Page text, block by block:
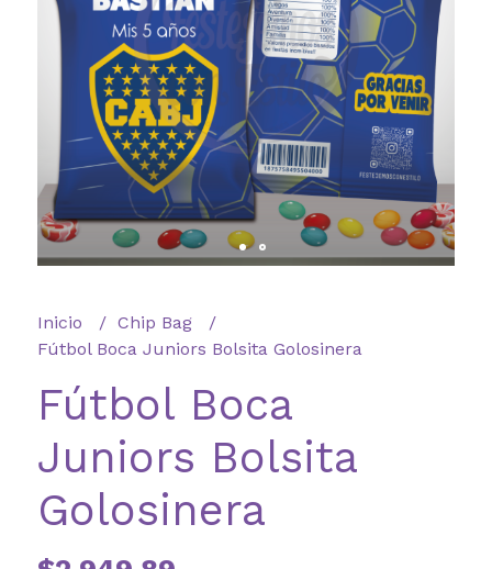
Inicio
Chip Bag
Fútbol Boca Juniors Bolsita Golosinera
Fútbol Boca
Juniors Bolsita
Golosinera